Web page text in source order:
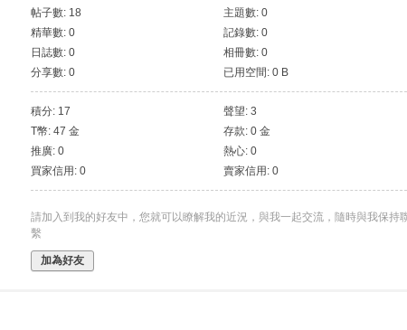
帖子數: 18
主題數: 0
精華數: 0
記錄數: 0
日誌數: 0
相冊數: 0
分享數: 0
已用空間: 0 B
積分: 17
聲望: 3
T幣: 47 金
存款: 0 金
推廣: 0
熱心: 0
買家信用: 0
賣家信用: 0
請加入到我的好友中，您就可以瞭解我的近況，與我一起交流，隨時與我保持
繫
加為好友